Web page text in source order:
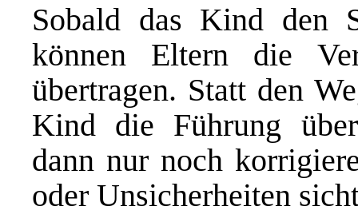
Sobald das Kind den
können Eltern die
übertragen. Statt den
Kind die Führung
dann nur noch
oder Unsicherheiten